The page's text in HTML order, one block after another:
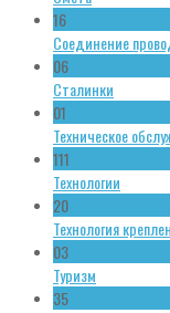
16
Соединение
06
Сталинки
01
Техническое
111
Технологии
20
Технология
03
Туризм
35